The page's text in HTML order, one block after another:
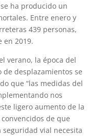
ha producido un
Entre enero y
439 personas,
en 2019.
verano, la época del
desplazamientos se
que “las medidas del
nos
ligero aumento de la
de que
seguridad vial necesita